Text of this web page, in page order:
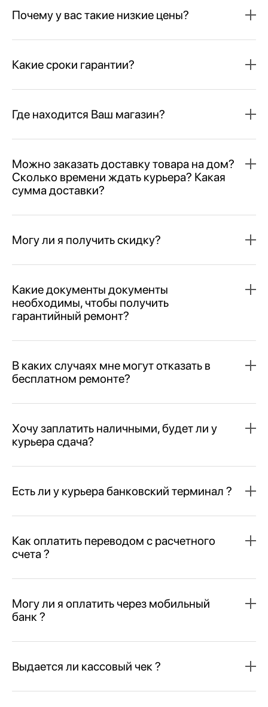
Почему у вас такие низкие цены?
Какие сроки гарантии?
Где находится Ваш магазин?
Можно заказать доставку товара на дом?
Сколько времени ждать курьера? Какая
сумма доставки?
Могу ли я получить скидку?
Какие документы документы
необходимы, чтобы получить
гарантийный ремонт?
В каких случаях мне могут отказать в
бесплатном ремонте?
Хочу заплатить наличными, будет ли у
курьера сдача?
Есть ли у курьера банковский терминал ?
Как оплатить переводом с расчетного
счета ?
Могу ли я оплатить через мобильный
банк ?
Выдается ли кассовый чек ?